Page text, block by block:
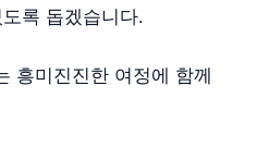
록 돕겠습니다.
흥미진진한 여정에 함께